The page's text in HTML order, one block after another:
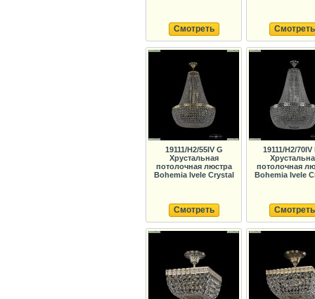
Смотреть Смотреть
19111/H2/55IV G
Хрустальная
потолочная люстра
Bohemia Ivele Crystal
Смотреть
19111/H2/70IV
потолочная
Bohemia Ivele
Смотреть